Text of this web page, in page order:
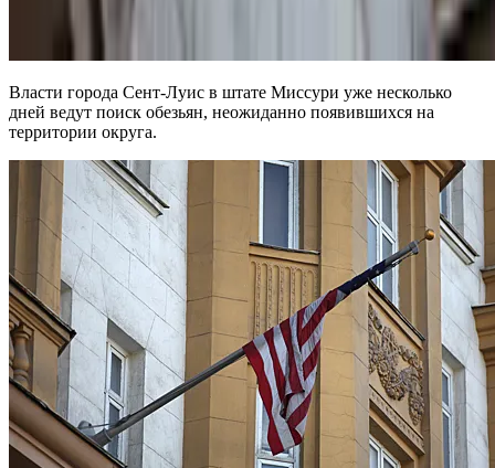
Власти города Сент-Луис в штате Миссури уже несколько
дней ведут поиск обезьян, неожиданно появившихся на
территории округа.